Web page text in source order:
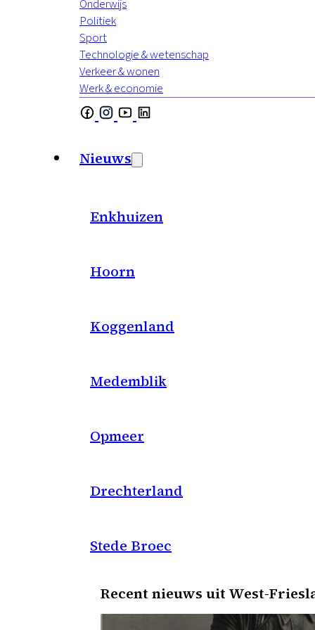
Onderwijs
Politiek
Sport
Technologie & wetenschap
Verkeer & wonen
Werk & economie
Nieuws
Enkhuizen
Hoorn
Koggenland
Medemblik
Opmeer
Drechterland
Stede Broec
Recent nieuws uit West-